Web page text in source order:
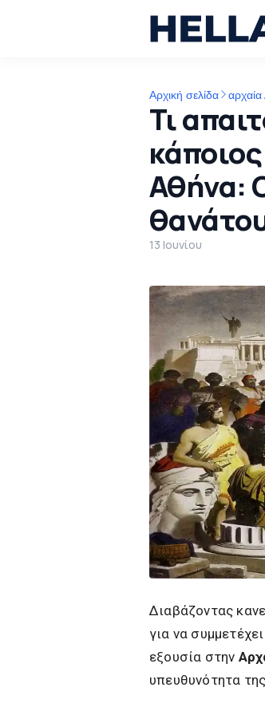
Αρχική σελίδα
Τι
Αθήνα:
13 Ιουνίου
Διαβάζοντας
για να
εξουσία στην
υπευθυνότητα